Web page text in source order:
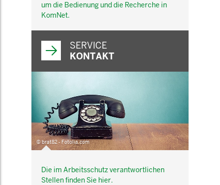
um die Bedienung und die Recherche in
KomNet.
SERVICE
KONTAKT
© brat82 - Fotolia.com
Die im Arbeitsschutz verantwortlichen
Stellen finden Sie hier.